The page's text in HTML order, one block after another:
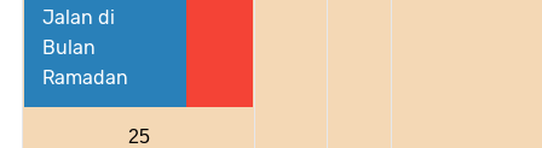
Jalan di
Bulan
Ramadan
25